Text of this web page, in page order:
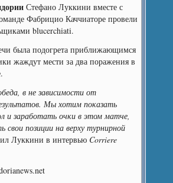
Стефано Луккини вместе с
Фабрицио Каччиаторе провели
blucerchiati.
была подогрета приближающимся
жаждут мести за два поражения в
в не зависимости от
Мы хотим показать
и заработать очки в этом матче,
свои позиции на верху турнирной
Луккини в интервью Corriere